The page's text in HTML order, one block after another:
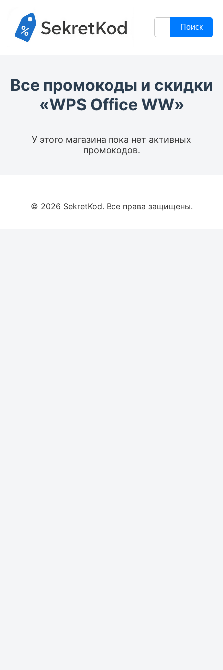
Поиск
Все промокоды и скидки
«WPS Office WW»
У этого магазина пока нет активных
промокодов.
© 2026 SekretKod. Все права защищены.